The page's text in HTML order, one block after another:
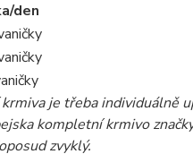
den
je třeba individuálně
kompletní krmivo
zvyklý.